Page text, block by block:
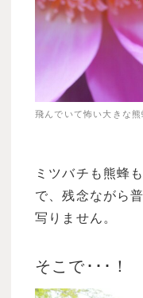
飛んでいて怖い大きな
ミツバチも熊蜂
で、残念ながら
写りません。
そこで･･･！